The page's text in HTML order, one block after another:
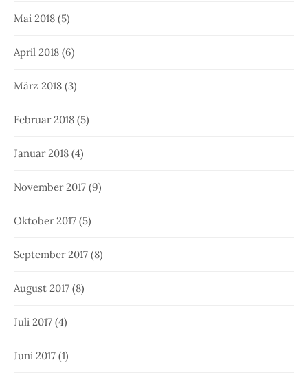
Mai 2018 (5)
April 2018 (6)
März 2018 (3)
Februar 2018 (5)
Januar 2018 (4)
November 2017 (9)
Oktober 2017 (5)
September 2017 (8)
August 2017 (8)
Juli 2017 (4)
Juni 2017 (1)